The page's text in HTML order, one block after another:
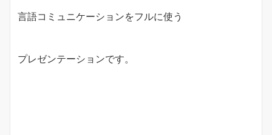
言語コミュニケーションをフルに使う
プレゼンテーションです。